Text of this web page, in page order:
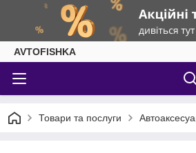
AVTOFISHKA
Товари та послуги